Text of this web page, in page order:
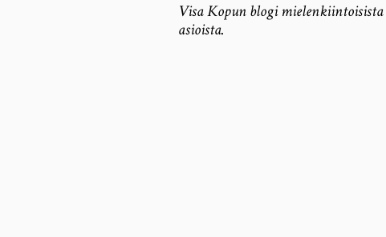
Visa Kopun blogi mielenkiintoisista
asioista.